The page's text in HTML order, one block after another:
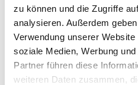
zu können und die Zugriffe
analysieren. Außerdem
Verwendung unserer
soziale Medien, Werbung
Partner führen diese
weiteren Daten zusammen,
Recht­li­cher Hin­weis:Die EU hat ein
Strei­tig­kei­ten zwi­schen Un­ter­neh­mern
ma­tio­nen dazu fin­den Sie unterhttps://